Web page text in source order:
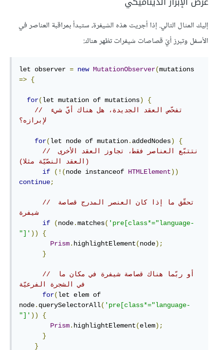
إليك المثال التالي. إذا أجريت هذه الشيفرة، ستبدأ بمراقبة العناصر في
اﻷسفل وتبرز أيّ قصاصات شيفرات تظهر هناك:
let observer = new MutationObserver(
=> {
for(let mutation of mutations)
{
// تفحّص العقد الجديدة، هل هناك أيّ شيء
لإبرازه؟
for(let node of mutation. addedNodes)
{
// نتتبّع العناصر فقط، تجاوز العقد اﻷخرى
(العقد النصّيّة مثلا)‏
if
(!(node instanceof HTMLElement))
continue;
// تحقّق ما إذا كان العنصر المدرج قصاصة
شيفرة
if
(node.matches( 'pre[class*="language-
"]' ))
{
Prism. highlightElement(node);
}
// أو ربّما هناك قصاصة شيفرة في مكان ما
في الشجرة الفرعيّة
for(let elem of
node. querySelectorAll( 'pre[class*="language-
"]' ))
{
Prism. highlightElement(elem);
}
}